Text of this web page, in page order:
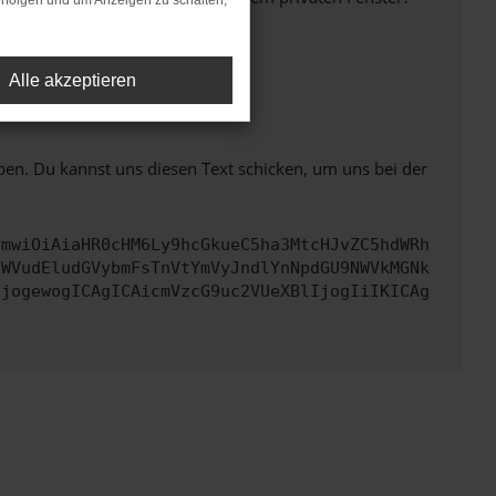
mehr unterstützt werden.
Du kannst uns diesen Text schicken, um uns bei der
Alle akzeptieren